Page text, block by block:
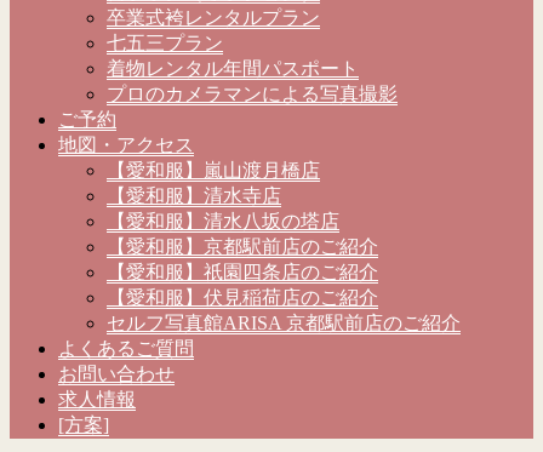
卒業式袴レンタルプラン
七五三プラン
着物レンタル年間パスポート
プロのカメラマンによる写真撮影
ご予約
地図・アクセス
【愛和服】嵐山渡月橋店
【愛和服】清水寺店
【愛和服】清水八坂の塔店
【愛和服】京都駅前店のご紹介
【愛和服】祇園四条店のご紹介
【愛和服】伏見稲荷店のご紹介
セルフ写真館ARISA 京都駅前店のご紹介
よくあるご質問
お問い合わせ
求人情報
[方案]